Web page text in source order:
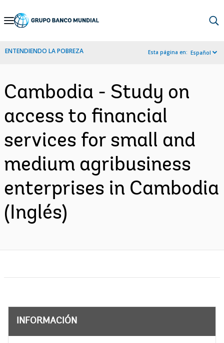
Skip
Navigation
ENTENDIENDO LA POBREZA Esta página en: Español
Cambodia - Study on
access to financial
services for small and
medium agribusiness
enterprises in Cambodia
(Inglés)
INFORMACIÓN